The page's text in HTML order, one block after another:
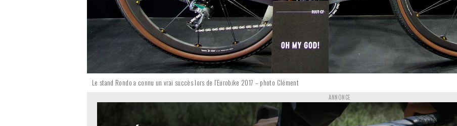
Le stand Rondo a connu un vrai succès lors de l’Eurobike 2017 – photo Clément
ANNONCE